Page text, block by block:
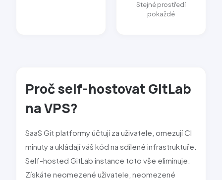
Stejné prostředí
pokaždé
Proč self-hostovatGitLab
na VPS?
SaaS Git platformy účtují za uživatele, omezují CI
minuty a ukládají váš kód na sdílené infrastruktuře.
Self-hosted GitLab instance toto vše eliminuje.
Získáte neomezené uživatele, neomezené